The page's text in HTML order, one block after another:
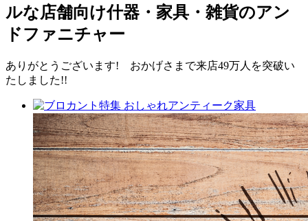
ルな店舗向け什器・家具・雑貨のアン
ドファニチャー
ありがとうございます! おかげさまで来店49万人を突破い
たしました!!